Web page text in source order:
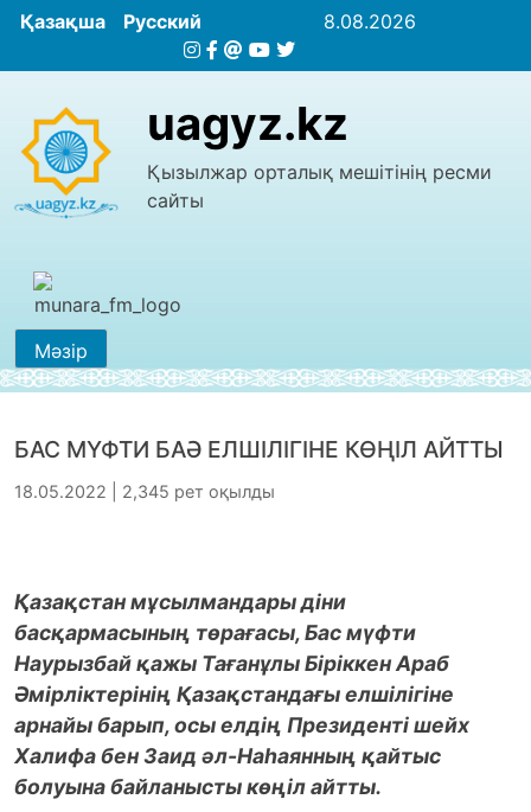
Қазақша Русский 8.08.2026
uagyz.kz
Қызылжар орталық мешітінің ресми
сайты
Мәзір
БАС МҮФТИ БАӘ ЕЛШІЛІГІНЕ КӨҢІЛ АЙТТЫ
18.05.2022 | 2,345 рет оқылды
Қазақстан мұсылмандары діни
басқармасының төрағасы, Бас мүфти
Наурызбай қажы Тағанұлы Біріккен Араб
Әмірліктерінің Қазақстандағы елшілігіне
арнайы барып, осы елдің Президенті шейх
Халифа бен Заид әл-Наһаянның қайтыс
болуына байланысты көңіл айтты.